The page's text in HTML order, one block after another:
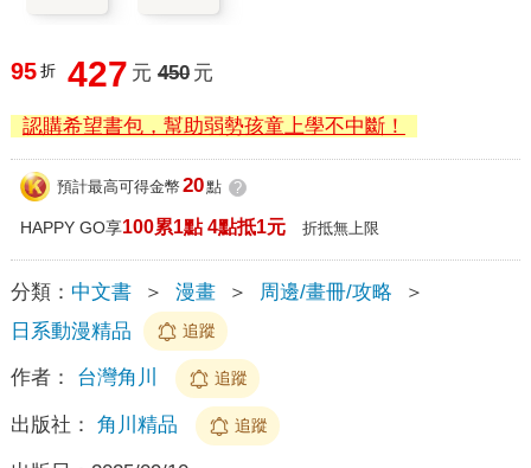
95 折 427 元 450 元
認購希望書包，幫助弱勢孩童上學不中斷！
預計最高可得金幣 20點 ?
HAPPY GO享100累1點 4點抵1元 折抵無上限
分類： 中文書 ＞ 漫畫 ＞ 周邊/畫冊/攻略
＞
日系動漫精品
追蹤
作者： 台灣角川 追蹤
出版社： 角川精品 追蹤